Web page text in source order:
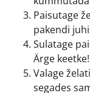
Paisutage
pakendi
Sulatage
Ärge keetke!
Valage
segades